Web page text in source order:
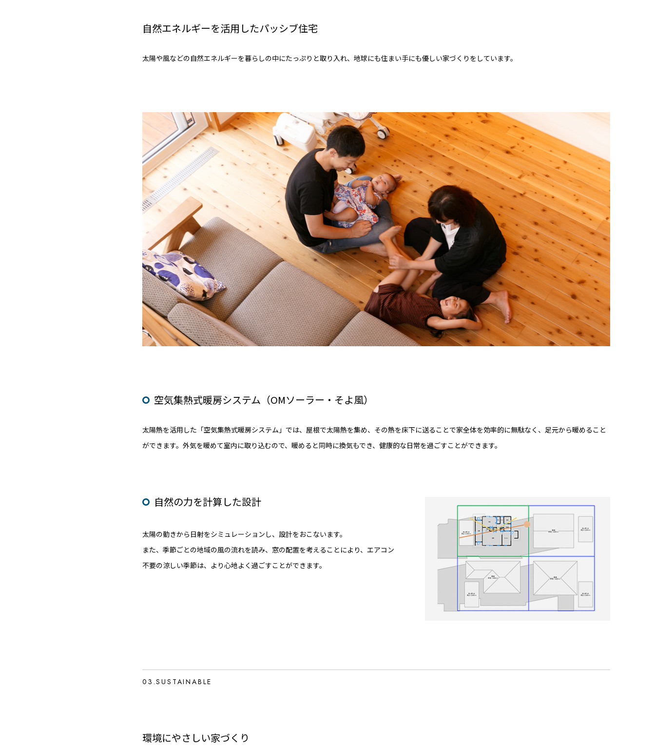
自然エネルギーを活用したパッシブ住宅
太陽や風などの自然エネルギーを暮らしの中にたっぷりと取り入れ、地球にも住まい手にも優しい家づくりをしています。
空気集熱式暖房システム （OMソーラー・そよ風）
太陽熱を活用した「空気集熱式暖房システム」では、屋根で太陽熱を集め、その熱を床下に送ることで家全体を効率的に無駄なく、足元から暖めること
ができます。外気を暖めて室内に取り込むので、暖めると同時に換気もでき、健康的な日常を過ごすことができます。
自然の力を計算した設計
太陽の動きから日射をシミュレーションし、設計をおこないます。
また、季節ごとの地域の風の流れを読み、窓の配置を考えることにより、エアコン
不要の涼しい季節は、より心地よく過ごすことができます。
03.SUSTAINABLE
環境にやさしい家づくり